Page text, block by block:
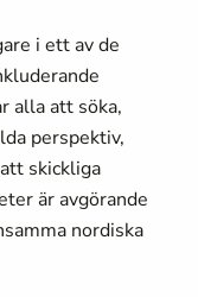
i ett av de
alla att söka,
perspektiv,
skickliga
är avgörande
nordiska